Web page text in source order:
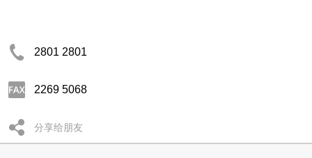
2801 2801
2269 5068
分享给朋友